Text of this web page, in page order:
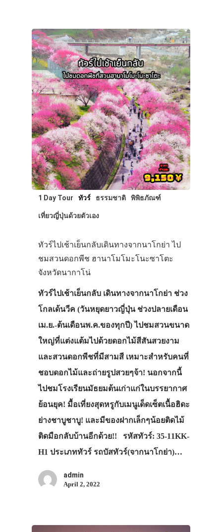
1 Day Tour ทัวร์ ธรรมชาติ พิพิธภัณฑ์
เที่ยวญี่ปุ่นด้วยตัวเอง
ทัวร์ไปเช้าเย็นกลับเดินทางจากนาโกย่า ไป
ชมสวนดอกพีช ฮานาโมโมะโนะซาโตะ
จังหวัดนากาโน่
ทัวร์ไปเช้าเย็นกลับ เดินทางจากนาโกย่า ช่วง
โกลเด้นวีค (วันหยุดยาวญี่ปุ่น ช่วงปลายเดือน
เม.ย.-ต้นเดือนพ.ค.ของทุกปี) ไปชมสวนขนาด
ใหญ่ที่แต่งแต้มไปด้วยดอกไม้สีสันสวยงาม
และสวนดอกพีชที่มีสามสี เหมาะสำหรับคนที่
ชอบดอกไม้และถ่ายรูปสวยๆจ้า! นอกจากนี้
ไปชมโรงเรียนมัธยมต้นเก่าแก่ในบรรยากาศ
ย้อนยุค! มื้อเที่ยงสุดหรูกับเมนูเด็ดเซ็ตเนื้อฮิดะ
ย่างชาบูชาบู! และมีของฝากเล็กๆน้อยติดไม้
ติดมือกลับบ้านอีกด้วย!! รหัสทัวร์: 35-11KK-
H1 ประเภททัวร์ รถบัสทัวร์(จากนาโกย่า)…
admin
April 2, 2022